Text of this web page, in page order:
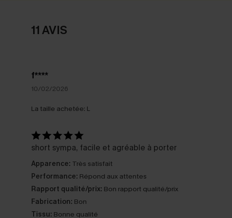
11 AVIS
f****
10/02/2026
La taille achetée: L
short sympa, facile et agréable à porter
Apparence: Très satisfait
Performance: Répond aux attentes
Rapport qualité/prix: Bon rapport qualité/prix
Fabrication: Bon
Tissu: Bonne qualité